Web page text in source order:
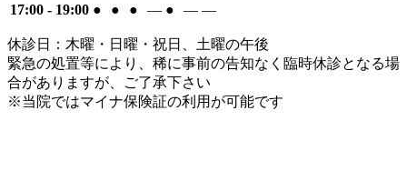
17:00 - 19:00 ● ● ● ― ● ― ―
休診日：木曜・日曜・祝日、土曜の午後
緊急の処置等により、稀に事前の告知なく臨時休診となる場
合がありますが、ご了承下さい
※当院ではマイナ保険証の利用が可能です